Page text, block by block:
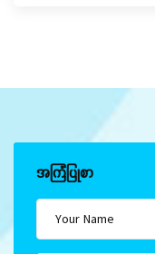
အကြံပြုစာ